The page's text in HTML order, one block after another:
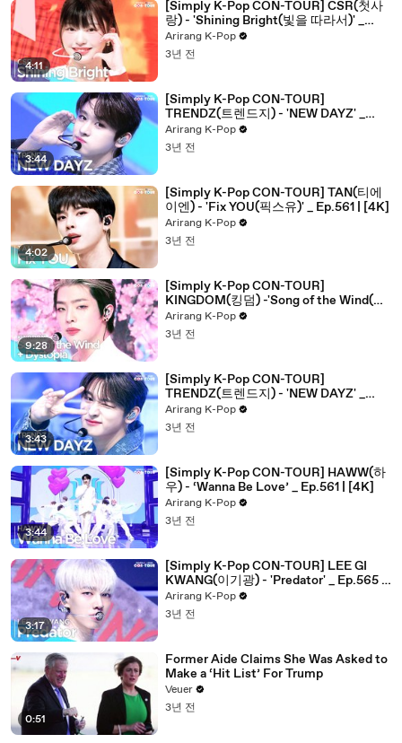
4:11
[Simply K-Pop CON-TOUR] CSR(첫사
랑) - 'Shining Bright(빛을 따라서)' _
Ep.562 | [4K]
Arirang K-Pop
3년 전
3:44
[Simply K-Pop CON-TOUR]
TRENDZ(트렌드지) - 'NEW DAYZ' _
Ep.562 | [4K]
Arirang K-Pop
3년 전
4:02
[Simply K-Pop CON-TOUR] TAN(티에
이엔) - 'Fix YOU(픽스유)' _ Ep.561 | [4K]
Arirang K-Pop
3년 전
9:28
[Simply K-Pop CON-TOUR]
KINGDOM(킹덤) -'Song of the Wind(바
람의 노래) + Dystopia(혼 (魂;
Dystopia))' ★Simply's Spotlight★_
Ep.561 | [4K]
Arirang K-Pop
3년 전
3:43
[Simply K-Pop CON-TOUR]
TRENDZ(트렌드지) - 'NEW DAYZ' _
Ep.561 | [4K]
Arirang K-Pop
3년 전
3:44
[Simply K-Pop CON-TOUR] HAWW(하
우) - ‘Wanna Be Love’ _ Ep.561 | [4K]
Arirang K-Pop
3년 전
3:17
[Simply K-Pop CON-TOUR] LEE GI
KWANG(이기광) - 'Predator' _ Ep.565 |
[4K]
Arirang K-Pop
3년 전
0:51
Former Aide Claims She Was Asked to
Make a ‘Hit List’ For Trump
Veuer
3년 전